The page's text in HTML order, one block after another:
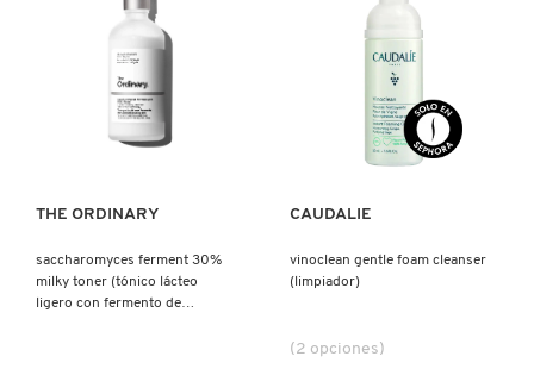
RABANNE
RARE BEAUTY
Ver más
THE ORDINARY
saccharomyces ferment 30%
milky toner (tónico lácteo
ligero con fermento de
Ver más
CAUDALIE
vinoclean gentle foam cleanser
(limpiador)
(2 opciones)